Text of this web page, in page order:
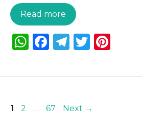
Read more
W
A
F
b
T
ra
T
r
Page
1 Page
2 … Page
67 Next →